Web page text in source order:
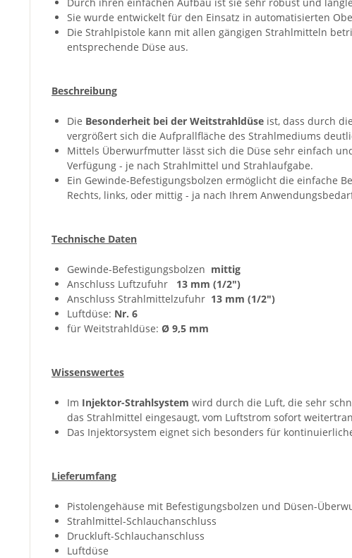
Sie wurde entwickelt für den Einsatz in automatisierten
Die Strahlpistole kann mit allen gängigen Strahlmitteln
entsprechende Düse aus.
Beschreibung
Die Besonderheit bei der Weitstrahldüse ist, dass durch die
vergrößert sich die Aufprallfläche des Strahlmediums
Mittels Überwurfmutter lässt sich die Düse sehr einfach
Verfügung - je nach Strahlmittel und Strahlaufgabe.
Ein Gewinde-Befestigungsbolzen ermöglicht die einfache
Rechts, links, oder mittig - ja nach Ihrem
Technische Daten
Gewinde-Befestigungsbolzen mittig
Anschluss Luftzufuhr 13 mm (1/2")
Anschluss Strahlmittelzufuhr 13 mm (1/2")
Luftdüse: Nr. 6
für Weitstrahldüse: Ø 9,5 mm
Wissenswertes
Im Injektor-Strahlsystem wird durch die Luft, die sehr
das Strahlmittel eingesaugt, vom Luftstrom sofort
Das Injektorsystem eignet sich besonders für
Lieferumfang
Pistolengehäuse mit Befestigungsbolzen und Düsen-
Strahlmittel-Schlauchanschluss
Druckluft-Schlauchanschluss
Luftdüse